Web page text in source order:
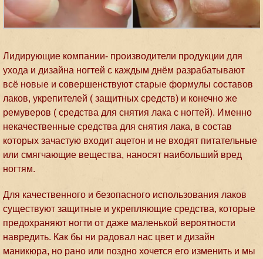
Лидирующие компании- производители продукции для
ухода и дизайна ногтей с каждым днём разрабатывают
всё новые и совершенствуют старые формулы составов
лаков, укрепителей ( защитных средств) и конечно же
ремуверов ( средства для снятия лака с ногтей). Именно
некачественные средства для снятия лака, в состав
которых зачастую входит ацетон и не входят питательные
или смягчающие вещества, наносят наибольший вред
ногтям.
Для качественного и безопасного использования лаков
существуют защитные и укрепляющие средства, которые
предохраняют ногти от даже маленькой вероятности
навредить. Как бы ни радовал нас цвет и дизайн
маникюра, но рано или поздно хочется его изменить и мы